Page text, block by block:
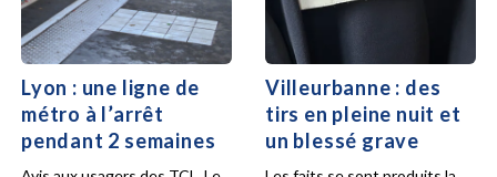
Lyon : une ligne de
métro à l’arrêt
pendant 2 semaines
Villeurbanne : des
tirs en pleine nuit et
un blessé grave